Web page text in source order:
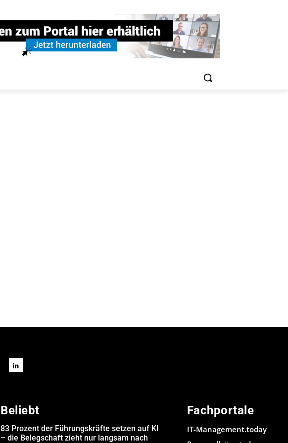
Beliebt
83 Prozent der Führungskräfte setzen auf KI
– die Belegschaft zieht nur langsam nach
Fachportale
IT-Management.today